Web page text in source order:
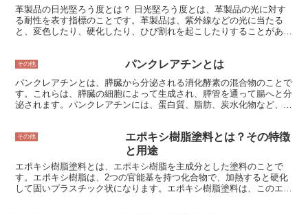
革製品の日光堅ろう度とは？ 日光堅ろう度とは、革製品の光に対す
る耐性を表す指標のことです。革製品は、紫外線などの光に当たる
と、変色したり、硬化したり、ひび割れを起こしたりすることがあり
ており、0～8までの9段階で評価されます。0は最も日光に弱く、8は
あれば、日常的な使用で日光による劣化を心配する必要はありませ
ん。 日光堅ろう度は、革の種類や加工方法によって異なります。ク
ロムなめしの革は、日光に比較的強く、日光堅ろう度は5～6程度で
4程度です。また、革の表面にコーティングを施すことで、日光堅ろ
う度を高めることができます。 日光堅ろう度の高い革製品を選ぶこ
とで、革製品の寿命を延ばし、美しい状態を保つことができます。
その他 パンクレアチンとは
パンクレアチンとは、膵臓から分泌される消化酵素の混合物のことで
す。これらは、膵臓の細胞によって生成され、膵管を通って腸へと分
泌されます。パンクレアチンには、蛋白質、脂肪、炭水化物など、さ
す。アミラーゼは、でんぷんを分解してブドウ糖に変換する酵素で
す。リパーゼは、脂肪を分解して脂肪酸とグリセリンに変換する酵素
です。プロテアーゼは、タンパク質を分解してアミノ酸に変換する酵
素です。 パンクレアチンは、膵臓がダメージを受けている場合や、
膵臓の分泌機能が低下している場合に不足することがあります。パン
クレアチンが不足すると、食物を消化することができなくなり、下痢
その他
エポキシ樹脂塗料とは？その特徴
と用途
エポキシ樹脂塗料とは、エポキシ樹脂を主成分とした塗料のことで
す。エポキシ樹脂は、2つの官能基を持つ化合物で、加熱すると硬化
して固いプラスチック状になります。エポキシ樹脂塗料は、このエポ